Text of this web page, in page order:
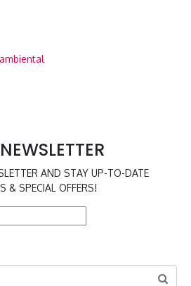
AND STAY UP-TO-DATE
& SPECIAL OFFERS!